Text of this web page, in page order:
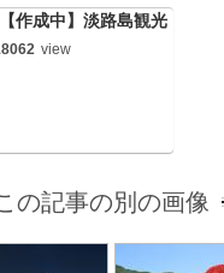
【作成中】淡路島観光
view
の記事の別の画像